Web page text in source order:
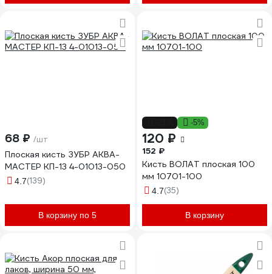
68 ₽ /шт
Плоская кисть ЗУБР АКВА-
МАСТЕР КП-13 4-01013-050
4.7(139)
В корзину по 5
-5%
120 ₽
152 ₽
Кисть ВОЛАТ плоская 100
мм 10701-100
4.7(35)
В корзину